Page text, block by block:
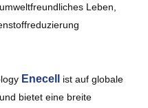
Leben,
Enecell ist auf globale
bietet eine breite